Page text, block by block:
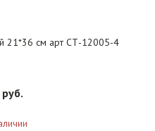
21*36 см арт СТ-12005-4